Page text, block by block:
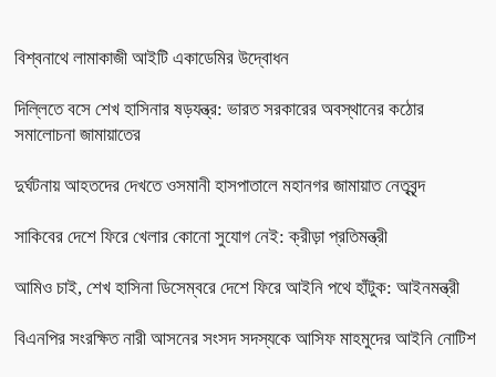
বিশ্বনাথে লামাকাজী আইটি একাডেমির উদ্বোধন
দিল্লিতে বসে শেখ হাসিনার ষড়যন্ত্র: ভারত সরকারের অবস্থানের কঠোর
সমালোচনা জামায়াতের
দুর্ঘটনায় আহতদের দেখতে ওসমানী হাসপাতালে মহানগর জামায়াত নেতৃবৃন্দ
সাকিবের দেশে ফিরে খেলার কোনো সুযোগ নেই: ক্রীড়া প্রতিমন্ত্রী
আমিও চাই, শেখ হাসিনা ডিসেম্বরে দেশে ফিরে আইনি পথে হাঁটুক: আইনমন্ত্রী
বিএনপির সংরক্ষিত নারী আসনের সংসদ সদস্যকে আসিফ মাহমুদের আইনি নোটিশ